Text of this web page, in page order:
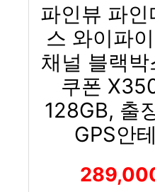
파인뷰 파
스 와이파
채널 블랙
쿠폰
128GB, 출
GPS안